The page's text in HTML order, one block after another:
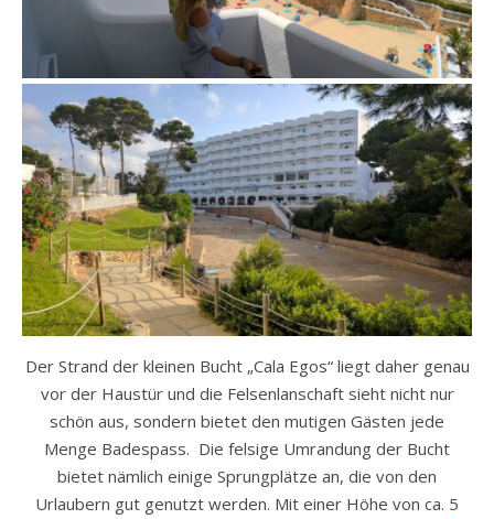
Der Strand der kleinen Bucht „Cala Egos“ liegt daher genau
vor der Haustür und die Felsenlanschaft sieht nicht nur
schön aus, sondern bietet den mutigen Gästen jede
Menge Badespass. Die felsige Umrandung der Bucht
bietet nämlich einige Sprungplätze an, die von den
Urlaubern gut genutzt werden. Mit einer Höhe von ca. 5